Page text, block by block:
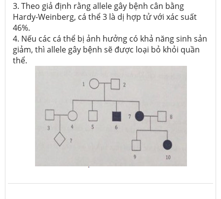
3. Theo giả định rằng allele gây bệnh cân bằng
Hardy-Weinberg, cá thể 3 là dị hợp tử với xác suất
46%.
4. Nếu các cá thể bị ảnh hưởng có khả năng sinh sản
giảm, thì allele gây bệnh sẽ được loại bỏ khỏi quần
thể.